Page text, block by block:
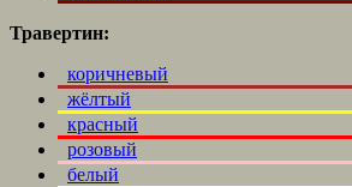
Травертин:
коричневый
жёлтый
красный
розовый
белый